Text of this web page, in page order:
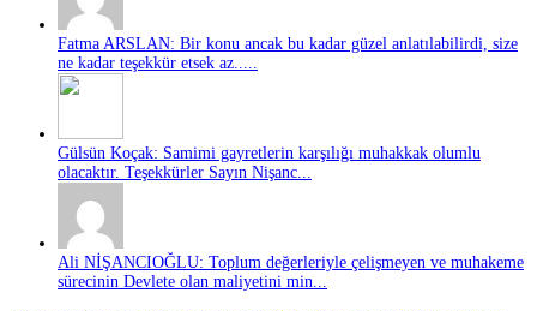
Fatma ARSLAN: Bir konu ancak bu kadar güzel anlatılabilirdi, size
ne kadar teşekkür etsek az.....
Gülsün Koçak: Samimi gayretlerin karşılığı muhakkak olumlu
olacaktır. Teşekkürler Sayın Nişanc...
Ali NİŞANCIOĞLU: Toplum değerleriyle çelişmeyen ve muhakeme
sürecinin Devlete olan maliyetini min...